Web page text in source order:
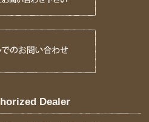
Dealer